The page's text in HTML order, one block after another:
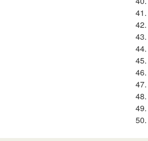
41.
42.
43.
44.
45.
46.
47.
48.
49.
50.